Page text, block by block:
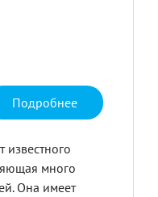
Подробнее
известного
много
Она имеет